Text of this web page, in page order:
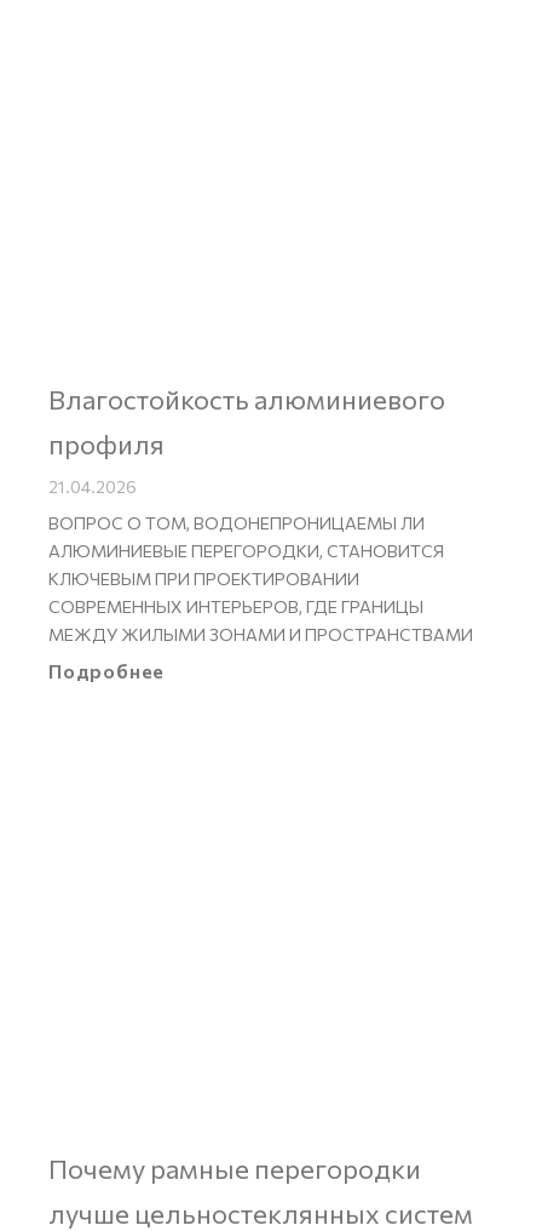
Влагостойкость алюминиевого
профиля
21.04.2026
ВОПРОС О ТОМ, ВОДОНЕПРОНИЦАЕМЫ ЛИ
АЛЮМИНИЕВЫЕ ПЕРЕГОРОДКИ, СТАНОВИТСЯ
КЛЮЧЕВЫМ ПРИ ПРОЕКТИРОВАНИИ
СОВРЕМЕННЫХ ИНТЕРЬЕРОВ, ГДЕ ГРАНИЦЫ
МЕЖДУ ЖИЛЫМИ ЗОНАМИ И ПРОСТРАНСТВАМИ
Подробнее
Почему рамные перегородки
лучше цельностеклянных систем